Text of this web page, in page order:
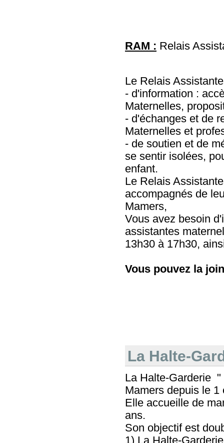
RAM : Relais
Le Relais
- d'information :
Maternelles,
- d'échanges et de
Maternelles et
- de soutien et de
se sentir isolées,
enfant.
Le Relais
accompagnés de
Mamers,
Vous avez besoin
assistantes
13h30 à 17h30,
Vous pouvez la
La Halte-
La Halte-Garderie "
Mamers depuis le 1
Elle accueille de
ans.
Son objectif est
1) La Halte-